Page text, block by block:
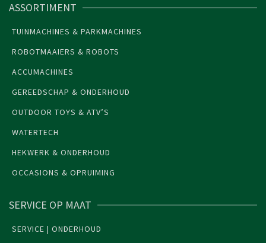
ASSORTIMENT
TUINMACHINES & PARKMACHINES
ROBOTMAAIERS & ROBOTS
ACCUMACHINES
GEREEDSCHAP & ONDERHOUD
OUTDOOR TOYS & ATV’S
WATERTECH
HEKWERK & ONDERHOUD
OCCASIONS & OPRUIMING
SERVICE OP MAAT
SERVICE | ONDERHOUD